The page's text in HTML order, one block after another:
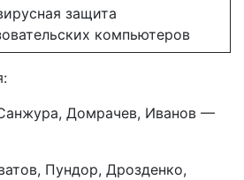
защита
компьютеров
Домрачев, Иванов —
Пундор, Дрозденко,